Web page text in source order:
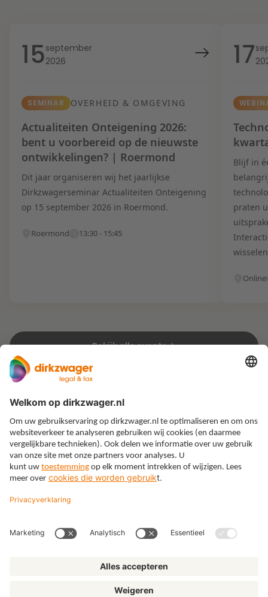
15september
2026
SEMINAR OVERHEID & OMGEVING
Actualiteiten Onteigening 2026:
bent u voorbereid op de nieuwste
ontwikkelingen? | Roermond
Dit jaar organiseren wij het jaarlijkse
Dirkzwagerseminar Actualiteiten Onteigening
op 15 september 2026 in Roermond.
Roermond 13:30 - 15:45
17
Blijf in
praten
Online
Bekijk alle events
Expertises
Thema’s